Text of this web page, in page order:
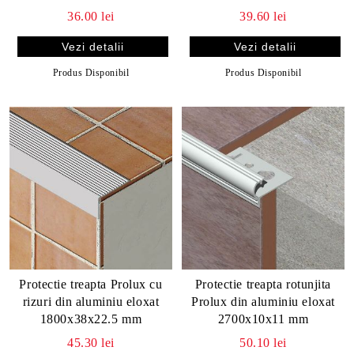
36.00 lei
Vezi detalii
Produs Disponibil
39.60 lei
Vezi detalii
Produs Disponibil
Protectie treapta Prolux cu
rizuri din aluminiu eloxat
1800x38x22.5 mm
45.30 lei
Protectie treapta rotunjita
Prolux din aluminiu eloxat
2700x10x11 mm
50.10 lei